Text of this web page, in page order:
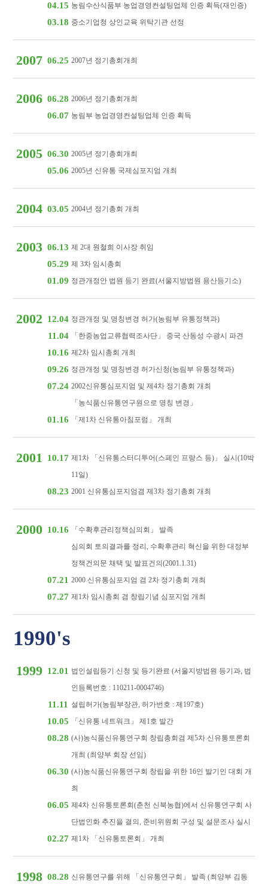
04.15 농림수산식품부 농업경영컨설팅업체 인증 획득(재인증)
03.18 중소기업청 상인교육 위탁기관 선정
2007 06.25 2007년 정기총회개최
2006 06.28 2006년 정기총회개최
06.07 농림부 농업경영컨설팅업체 인증 획득
2005 06.30 2005년 정기총회개최
05.06 2005년 신유통 국제심포지엄 개최
2004 03.05 2004년 정기총회 개최
2003 06.13 제 2대 원철희 이사장 취임
05.29 제 3차 임시총회
01.09 정관개정안 법원 등기 완료(서울지방법원 용산등기소)
2002 12.04 정관개정 및 명칭변경 허가(농림부 유통정책과)
11.04 「한중농업교류협력조사단」 중국 산동성 수광시 파견
10.16 제2차 임시총회 개최
09.26 정관개정 및 명칭변경 허가신청(농림부 유통정책과)
07.24 2002신유통심포지엄 및 제4차 정기총회 개최
「농식품신유통연구원으로 명칭 변경」
01.16 「제1차 신유통아침포럼」 개최
2001 10.17 제1차 「신유통스터디투어(스페인 프랑스 등)」 실시(10박
11일)
08.23 2001 신유통심포지엄겸 제3차 정기총회 개최
2000 10.16
「수확후관리정책심의회」 발족
심의회 토의결과를 정리, 수확후관리 혁신을 위한 대정부
정책건의문 채택 및 발표건의(2001.1.31)
07.21 2000 신유통심포지엄 겸 2차 정기총회 개최
07.27 제1차 임시총회 겸 창립기념 심포지엄 개최
1990's
1999 12.01 법인설립등기 신청 및 등기완료 (서울지방법원 등기과, 법
인등록번호 : 110211-0004746)
11.11 설립허가(농림부장관, 허가번호 : 제197호)
10.05 「신유통 네트워크」 제1호 발간
08.28 (사)농식품신유통연구회 창립총회겸 제5차 신유통토론회
개최 (최양부 회장 선임)
06.30 (사)농식품신유통연구회 창립을 위한 16인 발기인 대회 개
최
06.05 제4차 신유통토론회(춘천 신북농협)에서 신유통연구회 사
단법인화 추진을 결의, 준비위원회 구성 및 설문조사 실시
02.27 제1차 「신유통토론회」 개최
1998 08.28 신유통연구를 위해 「신유통연구회」 발족 (최양부 김동